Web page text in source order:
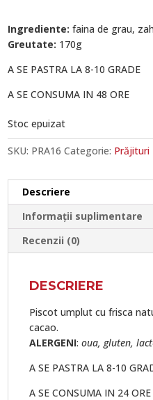
Ingrediente:faina de grau,
Greutate: 170g
A SE PASTRA LA 8-10 GRADE
A SE CONSUMA IN 48 ORE
Stoc epuizat
SKU: PRA16 Categorie: Prăjituri
Descriere
Informații suplimentare
Recenzii (0)
DESCRIERE
Piscot umplut cu frisca
cacao.
ALERGENI:oua, gluten,
A SE PASTRA LA 8-10
A SE CONSUMA IN 24 ORE